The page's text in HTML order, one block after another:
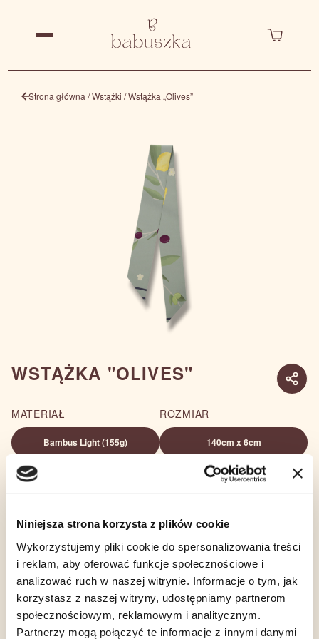
Niniejsza strona korzysta z plików cookie
Wykorzystujemy pliki cookie do spersonalizowania treści
i reklam, aby oferować funkcje społecznościowe i
analizować ruch w naszej witrynie. Informacje o tym, jak
korzystasz z naszej witryny, udostępniamy partnerom
społecznościowym, reklamowym i analitycznym.
Partnerzy mogą połączyć te informacje z innymi danymi
Strona główna /Wstążki / Wstążka „Olives”
WSTĄŻKA "OLIVES"
MATERIAŁ
Bambus Light (155g)
ROZMIAR
140cm x 6cm
ILOŚĆ
DO KOSZYKA
OPIS TKANINA SKŁAD